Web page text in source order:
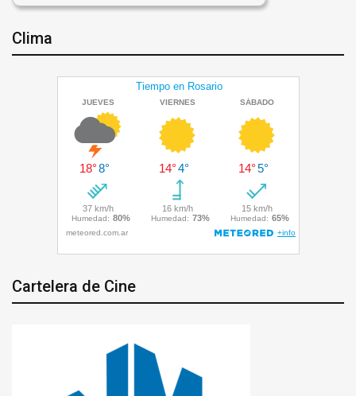
Clima
Cartelera de Cine